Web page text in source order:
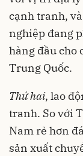
cạnh tranh,
nghiệp đang
hàng đầu cho
Trung Quốc.
Thứ hai, lao
tranh. So với
Nam rẻ hơn
sản xuất